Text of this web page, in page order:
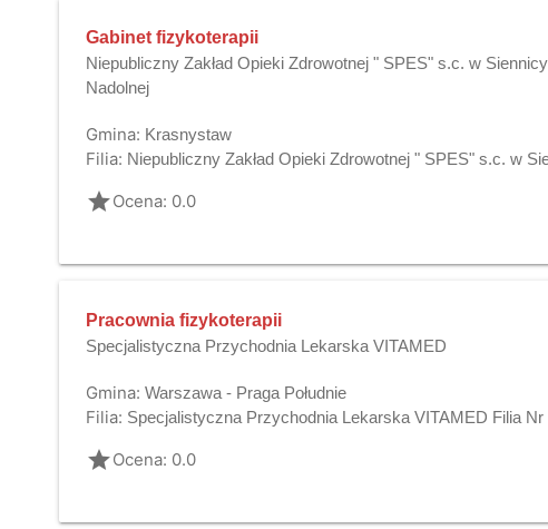
Gabinet fizykoterapii
Niepubliczny Zakład Opieki Zdrowotnej " SPES" s.c. w Siennicy
Nadolnej
Gmina: Krasnystaw
Filia: Niepubliczny Zakład Opieki Zdrowotnej " SPES" s.c. w
gradeOcena: 0.0
Pracownia fizykoterapii
Specjalistyczna Przychodnia Lekarska VITAMED
Gmina: Warszawa - Praga Południe
Filia: Specjalistyczna Przychodnia Lekarska VITAMED Filia Nr
gradeOcena: 0.0